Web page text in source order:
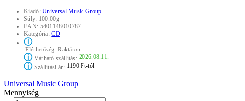
Kiadó:Universal Music Group
Súly: 100.00g
EAN: 5401148010787
Kategória:CD
ⓘ
Elérhetőség:Raktáron
ⓘVárható szállítás: 2026.08.11.
ⓘSzállítási ár: 1190 Ft-tól
Universal Music Group
Mennyiség